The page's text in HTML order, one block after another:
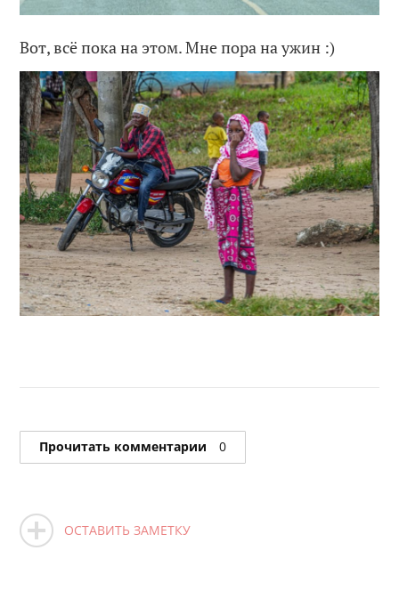
Вот, всё пока на этом. Мне пора на ужин :)
Прочитать комментарии 0
ОСТАВИТЬ ЗАМЕТКУ